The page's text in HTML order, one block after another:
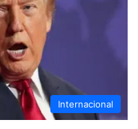
Internacional